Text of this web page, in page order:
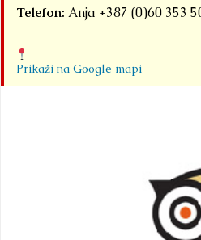
Telefon: Anja +387 (0)60 353
Prikaži na Google mapi